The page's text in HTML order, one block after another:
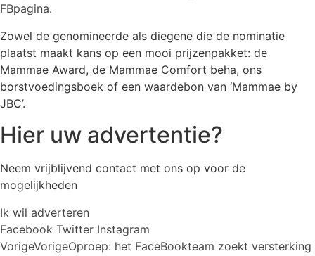
FBpagina.
Zowel de genomineerde als diegene die de nominatie
plaatst maakt kans op een mooi prijzenpakket: de
Mammae Award, de Mammae Comfort beha, ons
borstvoedingsboek of een waardebon van ‘Mammae by
JBC’.
Hier uw advertentie?
Neem vrijblijvend contact met ons op voor de
mogelijkheden
Ik wil adverteren
Facebook Twitter Instagram
VorigeVorigeOproep: het FaceBookteam zoekt versterking